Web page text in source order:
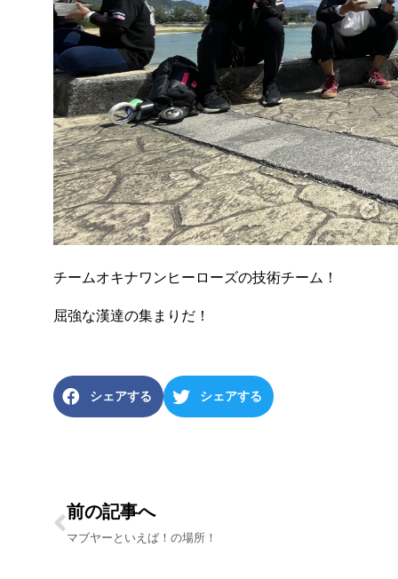
チームオキナワンヒーローズの技術チーム！
屈強な漢達の集まりだ！
シェアする シェアする
前の記事へ
マブヤーといえば！の場所！